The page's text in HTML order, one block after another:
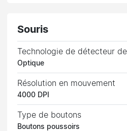
Souris
Technologie de détecteur
Optique
Résolution en mouvement
4000 DPI
Type de boutons
Boutons poussoirs